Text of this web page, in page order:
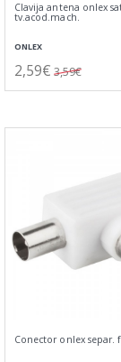
Clavija antena onlex
tv.acod.mach.
ONLEX
2,59€ 3,59€
Conector onlex separ.